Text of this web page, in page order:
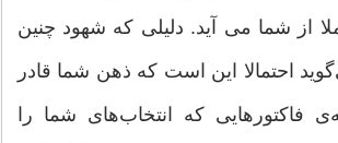
از شما می آید. دلیلی که شهود چنین
احتمالا این است که ذهن شما قادر
فاکتورهایی که انتخاب‌های شما را